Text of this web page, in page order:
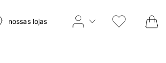
nossas lojas